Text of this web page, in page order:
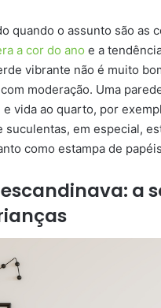
quando o assunto são as
a cor do ano e a
vibrante não é muito
moderação. Uma
vida ao quarto, por
suculentas, em especial,
como estampa de
a